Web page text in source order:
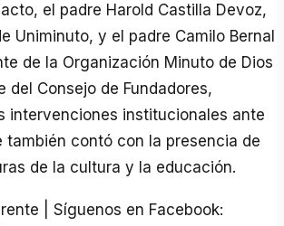
el padre Harold Castilla Devoz,
Uniminuto, y el padre Camilo Bernal
de la Organización Minuto de Dios
del Consejo de Fundadores,
intervenciones institucionales ante
también contó con la presencia de
de la cultura y la educación.
| Síguenos en Facebook: